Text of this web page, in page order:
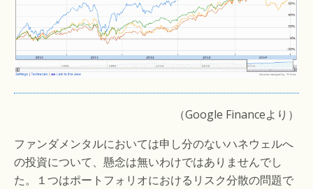
（Google Financeより）
ファンダメンタルにおいては申し分のないハネウェルへ
の投資について、懸念は無いわけではありませんでし
た。１つはポートフォリオにおけるリスク分散の問題で